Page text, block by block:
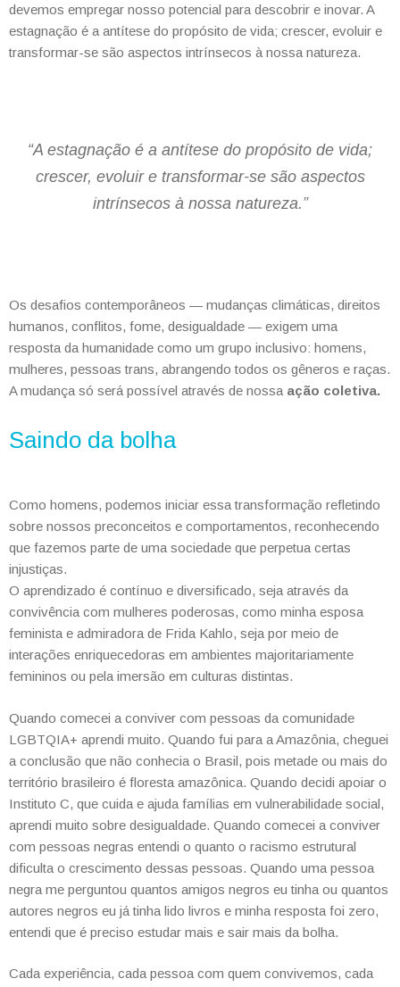
devemos empregar nosso potencial para descobrir e inovar. A
estagnação é a antítese do propósito de vida; crescer, evoluir e
transformar-se são aspectos intrínsecos à nossa natureza.
“A estagnação é a antítese do propósito de vida;
crescer, evoluir e transformar-se são aspectos
intrínsecos à nossa natureza.”
Os desafios contemporâneos — mudanças climáticas, direitos
humanos, conflitos, fome, desigualdade — exigem uma
resposta da humanidade como um grupo inclusivo: homens,
mulheres, pessoas trans, abrangendo todos os gêneros e raças.
A mudança só será possível através de nossa ação coletiva.
Saindo da bolha
Como homens, podemos iniciar essa transformação refletindo
sobre nossos preconceitos e comportamentos, reconhecendo
que fazemos parte de uma sociedade que perpetua certas
injustiças.
O aprendizado é contínuo e diversificado, seja através da
convivência com mulheres poderosas, como minha esposa
feminista e admiradora de Frida Kahlo, seja por meio de
interações enriquecedoras em ambientes majoritariamente
femininos ou pela imersão em culturas distintas.
Quando comecei a conviver com pessoas da comunidade
LGBTQIA+ aprendi muito. Quando fui para a Amazônia, cheguei
a conclusão que não conhecia o Brasil, pois metade ou mais do
território brasileiro é floresta amazônica. Quando decidi apoiar o
Instituto C, que cuida e ajuda famílias em vulnerabilidade social,
aprendi muito sobre desigualdade. Quando comecei a conviver
com pessoas negras entendi o quanto o racismo estrutural
dificulta o crescimento dessas pessoas. Quando uma pessoa
negra me perguntou quantos amigos negros eu tinha ou quantos
autores negros eu já tinha lido livros e minha resposta foi zero,
entendi que é preciso estudar mais e sair mais da bolha.
Cada experiência, cada pessoa com quem convivemos, cada